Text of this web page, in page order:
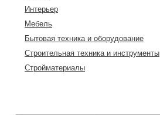
Интерьер
Мебель
Бытовая техника и оборудование
Строительная техника и инструменты
Стройматериалы